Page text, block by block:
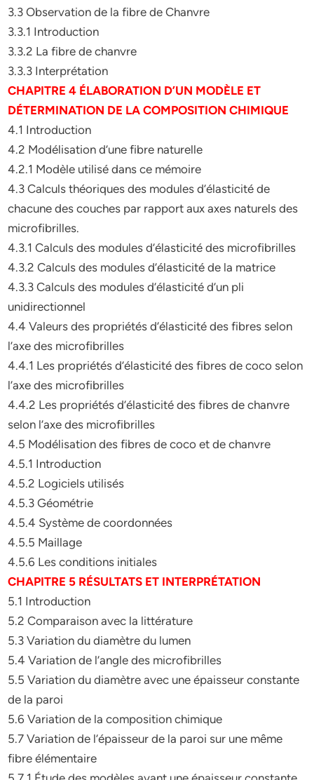
3.3 Observation de la fibre de Chanvre
3.3.1 Introduction
3.3.2 La fibre de chanvre
3.3.3 Interprétation
CHAPITRE 4 ÉLABORATION D’UN MODÈLE ET
DÉTERMINATION DE LA COMPOSITION CHIMIQUE
4.1 Introduction
4.2 Modélisation d’une fibre naturelle
4.2.1 Modèle utilisé dans ce mémoire
4.3 Calculs théoriques des modules d’élasticité de
chacune des couches par rapport aux axes naturels des
microfibrilles.
4.3.1 Calculs des modules d’élasticité des microfibrilles
4.3.2 Calculs des modules d’élasticité de la matrice
4.3.3 Calculs des modules d’élasticité d’un pli
unidirectionnel
4.4 Valeurs des propriétés d’élasticité des fibres selon
l’axe des microfibrilles
4.4.1 Les propriétés d’élasticité des fibres de coco selon
l’axe des microfibrilles
4.4.2 Les propriétés d’élasticité des fibres de chanvre
selon l’axe des microfibrilles
4.5 Modélisation des fibres de coco et de chanvre
4.5.1 Introduction
4.5.2 Logiciels utilisés
4.5.3 Géométrie
4.5.4 Système de coordonnées
4.5.5 Maillage
4.5.6 Les conditions initiales
CHAPITRE 5 RÉSULTATS ET INTERPRÉTATION
5.1 Introduction
5.2 Comparaison avec la littérature
5.3 Variation du diamètre du lumen
5.4 Variation de l’angle des microfibrilles
5.5 Variation du diamètre avec une épaisseur constante
de la paroi
5.6 Variation de la composition chimique
5.7 Variation de l’épaisseur de la paroi sur une même
fibre élémentaire